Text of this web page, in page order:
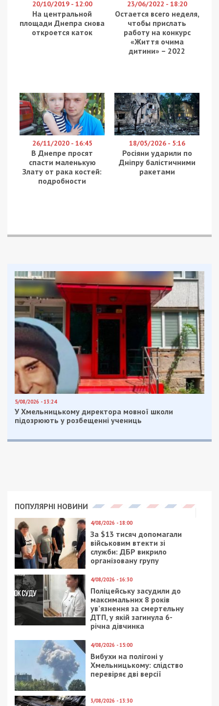
20/10/2019 - 12:00
На центральной
площади Днепра снова
откроется каток
23/06/2022 - 18:20
Остается всего неделя,
чтобы прислать
работу на конкурс
«Життя очима
дитини» – 2022
26/11/2020 - 16:45
В Днепре просят
спасти маленькую
Злату от рака костей:
подробности
18/05/2026 - 5:16
Росіяни ударили по
Дніпру балістичними
ракетами
5/08/2026 - 13:24
У Хмельницькому директора мовної школи
підозрюють у розбещенні учениць
ПОПУЛЯРНІ НОВИНИ
4/08/2026 - 18:00
За $13 тисяч допомагали
військовим втекти зі
служби: ДБР викрило
організовану групу
4/08/2026 - 16:30
Поліцейську засудили до
максимальних 8 років
ув’язнення за смертельну
ДТП, у якій загинула 6-
річна дівчинка
4/08/2026 - 15:00
Вибухи на полігоні у
Хмельницькому: слідство
перевіряє дві версії
3/08/2026 - 13:30